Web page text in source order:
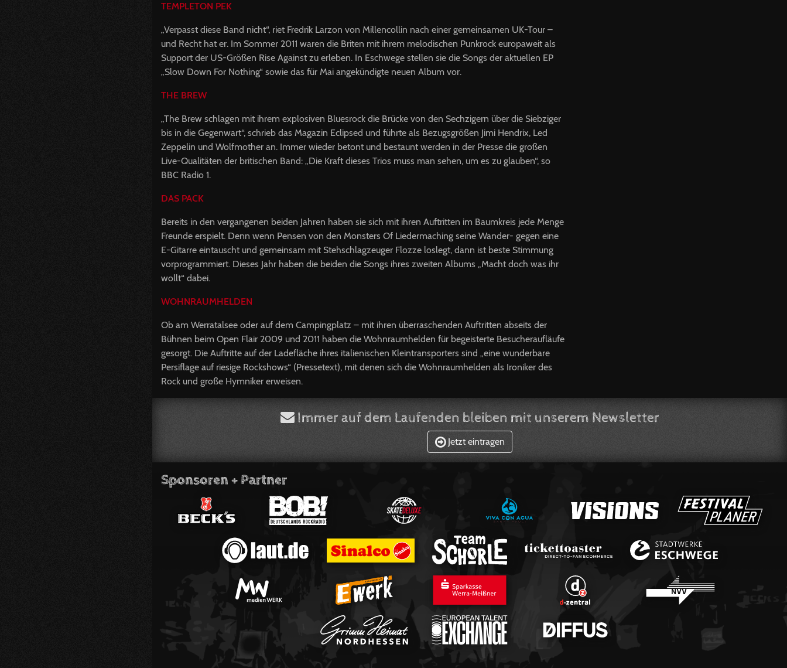
TEMPLETON PEK
„Verpasst diese Band nicht“, riet Fredrik Larzon von Millencollin nach einer gemeinsamen UK-Tour –
und Recht hat er. Im Sommer 2011 waren die Briten mit ihrem melodischen Punkrock europaweit als
Support der US-Größen Rise Against zu erleben. In Eschwege stellen sie die Songs der aktuellen EP
„Slow Down For Nothing“ sowie das für Mai angekündigte neuen Album vor.
THE BREW
„The Brew schlagen mit ihrem explosiven Bluesrock die Brücke von den Sechzigern über die Siebziger
bis in die Gegenwart“, schrieb das Magazin Eclipsed und führte als Bezugsgrößen Jimi Hendrix, Led
Zeppelin und Wolfmother an. Immer wieder betont und bestaunt werden in der Presse die großen
Live-Qualitäten der britischen Band: „Die Kraft dieses Trios muss man sehen, um es zu glauben“, so
BBC Radio 1.
DAS PACK
Bereits in den vergangenen beiden Jahren haben sie sich mit ihren Auftritten im Baumkreis jede Menge
Freunde erspielt. Denn wenn Pensen von den Monsters Of Liedermaching seine Wander- gegen eine
E-Gitarre eintauscht und gemeinsam mit Stehschlagzeuger Flozze loslegt, dann ist beste Stimmung
vorprogrammiert. Dieses Jahr haben die beiden die Songs ihres zweiten Albums „Macht doch was ihr
wollt“ dabei.
WOHNRAUMHELDEN
Ob am Werratalsee oder auf dem Campingplatz – mit ihren überraschenden Auftritten abseits der
Bühnen beim Open Flair 2009 und 2011 haben die Wohnraumhelden für begeisterte Besucheraufläufe
gesorgt. Die Auftritte auf der Ladefläche ihres italienischen Kleintransporters sind „eine wunderbare
Persiflage auf riesige Rockshows“ (Pressetext), mit denen sich die Wohnraumhelden als Ironiker des
Rock und große Hymniker erweisen.
Immer auf dem Laufenden bleiben mit unserem Newsletter
Jetzt eintragen
Sponsoren + Partner